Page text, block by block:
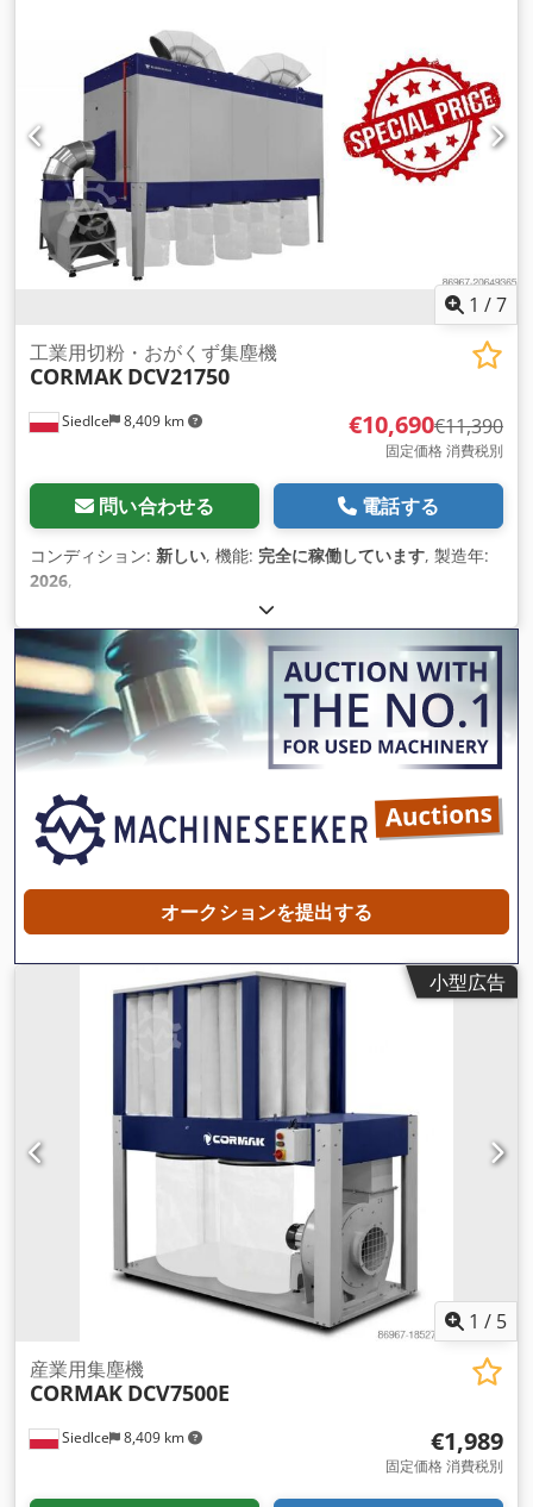
1 /7
Siedlce 8,409 km
工業用切粉・おがくず集塵機
CORMAK DCV21750
€10,690€11,390
固定価格 消費税別
問い合わせる 電話する
コンディション: 新しい, 機能: 完全に稼働しています, 製造年:
2026,
オークションを提出する
小型広告
1 / 5
Siedlce 8,409 km
産業用集塵機
CORMAK DCV7500E
€1,989
固定価格 消費税別